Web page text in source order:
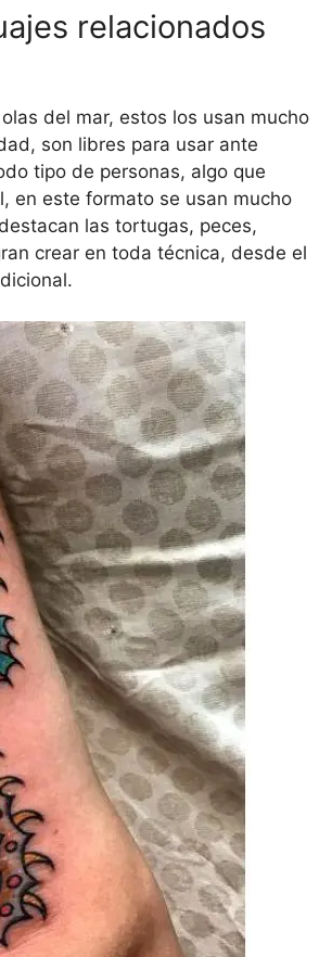
relacionados
del mar, estos los usan mucho
son libres para usar ante
tipo de personas, algo que
en este formato se usan mucho
las tortugas, peces,
crear en toda técnica, desde el